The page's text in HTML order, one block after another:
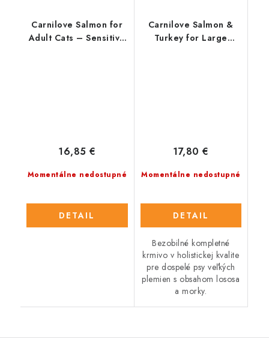
Carnilove Salmon for
Adult Cats – Sensitive
Momentálne nedostupné
16,85 €
DETAIL
Carnilove Salmon &
Turkey for Large
Momentálne nedostupné
17,80 €
DETAIL
Bezobilné kompletné
krmivo v holistickej kvalite
pre dospelé psy veľkých
plemien s obsahom lososa
a morky.